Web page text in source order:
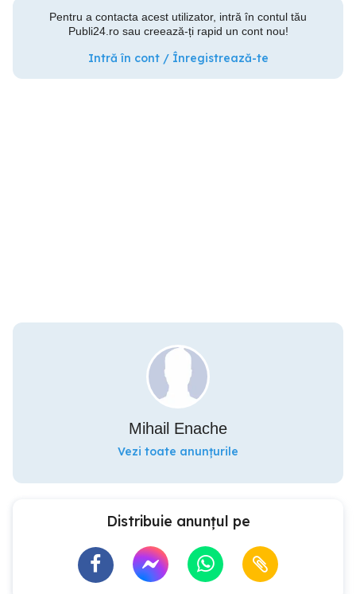
Pentru a contacta acest utilizator, intră în contul tău
Publi24.ro sau creează-ți rapid un cont nou!
Intră în cont / Înregistrează-te
Mihail Enache
Vezi toate anunțurile
Distribuie anunțul pe